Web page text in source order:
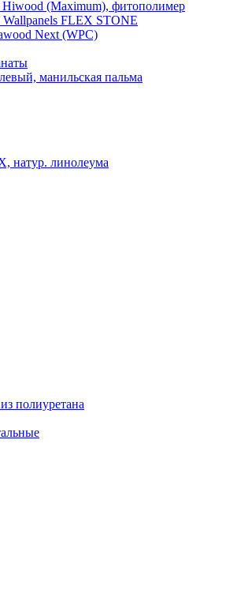
(Maximum), фитополимер
FLEX STONE
Next (WPC)
манильская пальма
натур. линолеума
полиуретана